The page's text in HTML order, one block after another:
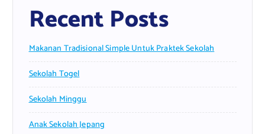
Recent Posts
Makanan Tradisional Simple Untuk Praktek Sekolah
Sekolah Togel
Sekolah Minggu
Anak Sekolah Jepang